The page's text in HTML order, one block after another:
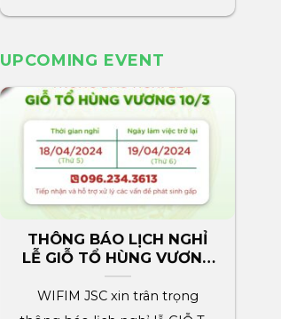
MARKETING WIFIM WIFIM
UPCOMING EVENT
THÔNG BÁO LỊCH NGHỈ
LỄ GIỖ TỔ HÙNG VƯƠNG
2024
WIFIM JSC xin trân trọng